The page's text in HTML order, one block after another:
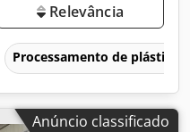
Relevância
Processamento de
Anúncio classificado